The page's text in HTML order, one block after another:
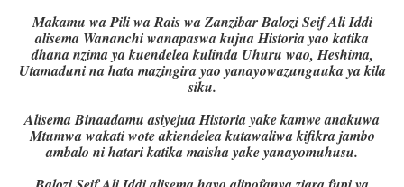
Makamu wa Pili wa Rais wa Zanzibar Balozi Seif Ali Iddi
alisema Wananchi wanapaswa kujua Historia yao katika
dhana nzima ya kuendelea kulinda Uhuru wao, Heshima,
Utamaduni na hata mazingira yao yanayowazunguuka ya kila
siku.
Alisema Binaadamu asiyejua Historia yake kamwe anakuwa
Mtumwa wakati wote akiendelea kutawaliwa kifikra jambo
ambalo ni hatari katika maisha yake yanayomuhusu.